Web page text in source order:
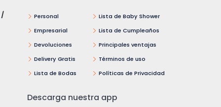
/
Personal
Empresarial
Devoluciones
Delivery Gratis
Lista de Bodas
Lista de Baby Shower
Lista de Cumpleaños
Principales ventajas
Términos de uso
Políticas de Privacidad
Descarga nuestra app